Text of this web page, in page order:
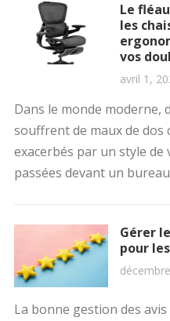
Le
les
vos
avril 1,
Dans le monde moderne,
souffrent de maux de dos
exacerbés par un style
passées devant un
Gérer
pour
La bonne gestion des